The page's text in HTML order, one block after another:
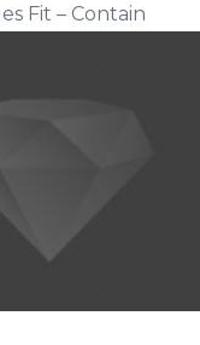
Fit – Contain